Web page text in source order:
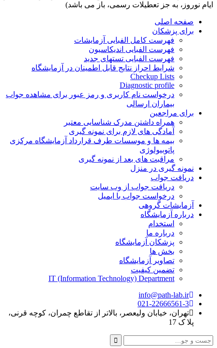
ایام نوروز، به جز تعطیلات رسمی، باز می باشد)
صفحه اصلی
برای پزشکان
فهرست کامل الفبایی آزمایشات
فهرست الفبایی اندیکاسیون
فهرست الفبایی تستهای جدید
شرایط احراز نتایج قابل اطمینان در آزمایشگاه
Checkup Lists
Diagnostic profile
درخواست نام کاربری و رمز عبور برای مشاهده جواب
بیماران ارسالی
برای مراجعین
همراه داشتن مدرک شناسایی معتبر
آمادگی های لازم برای نمونه گیری
بیمه ها و موسسات طرف قرارداد آزمایشگاه مرکزی
پاتوبیولوژی
مراقبت های بعد از نمونه گیری
نمونه گیری در منزل
دریافت جواب
دریافت جواب از وب سایت
درخواست جواب با ایمیل
آزمایشات گروهی
درباره آزمایشگاه
استخدام
درباره ما
پزشکان آزمایشگاه
بخش ها
تصاویر آزمایشگاه
تضمین کیفیت
IT (Information Technology) Department
info@path-lab.ir
021-22666561-3
تهران، خیابان ولیعصر، بالاتر از تقاطع چمران، کوچه قرنی،
پلا ک 17
جست